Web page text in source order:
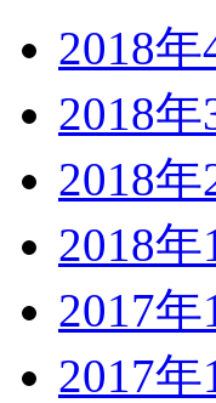
2018
2018
2018
2018
2017
2017